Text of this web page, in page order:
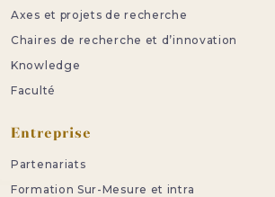
Axes et projets de recherche
Chaires de recherche et d’innovation
Knowledge
Faculté
Entreprise
Partenariats
Formation Sur-Mesure et intra